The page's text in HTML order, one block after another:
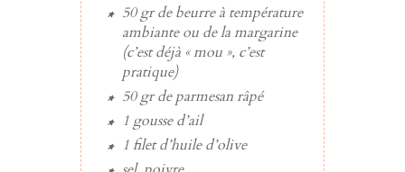
50 grdebeurreà température
ambiante ou de la margarine
(c’est déjà « mou », c’est
pratique)
50 grdeparmesan râpé
1 gousse d’ail
1 filet d’huile d’olive